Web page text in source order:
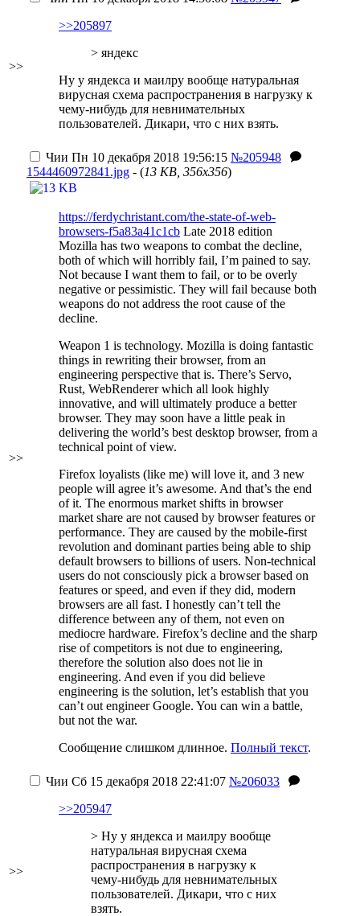
>>
>>205897
> яндекс
Ну у яндекса и маилру вообще натуральная
вирусная схема распространения в нагрузку к
чему-нибудь для невнимательных
пользователей. Дикари, что с них взять.
>>
Чии Пн 10 декабря 2018 19:56:15 №205948
1544460972841.jpg - (13 KB, 356x356)
https://ferdychristant.com/the-state-of-web-
browsers-f5a83a41c1cb Late 2018 edition
Mozilla has two weapons to combat the decline,
both of which will horribly fail, I’m pained to say.
Not because I want them to fail, or to be overly
negative or pessimistic. They will fail because both
weapons do not address the root cause of the
decline.
Weapon 1 is technology. Mozilla is doing fantastic
things in rewriting their browser, from an
engineering perspective that is. There’s Servo,
Rust, WebRenderer which all look highly
innovative, and will ultimately produce a better
browser. They may soon have a little peak in
delivering the world’s best desktop browser, from a
technical point of view.
Firefox loyalists (like me) will love it, and 3 new
people will agree it’s awesome. And that’s the end
of it. The enormous market shifts in browser
market share are not caused by browser features or
performance. They are caused by the mobile-first
revolution and dominant parties being able to ship
default browsers to billions of users. Non-technical
users do not consciously pick a browser based on
features or speed, and even if they did, modern
browsers are all fast. I honestly can’t tell the
difference between any of them, not even on
mediocre hardware. Firefox’s decline and the sharp
rise of competitors is not due to engineering,
therefore the solution also does not lie in
engineering. And even if you did believe
engineering is the solution, let’s establish that you
can’t out engineer Google. You can win a battle,
but not the war.
Сообщение слишком длинное. Полный текст.
>>
Чии Сб 15 декабря 2018 22:41:07 №206033
>>205947
> Ну у яндекса и маилру вообще
натуральная вирусная схема
распространения в нагрузку к
чему-нибудь для невнимательных
пользователей. Дикари, что с них
взять.